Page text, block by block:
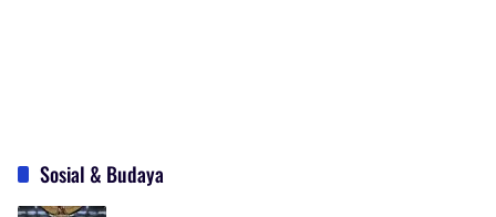
Sosial & Budaya